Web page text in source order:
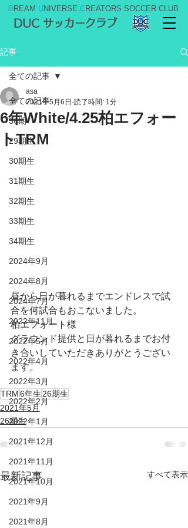
DREAM UNIVERSE CREATORS SOCCER CLUB
DUC サッカークラブ
記事
全ての記事
36期
29期生
30期生
31期生
32期生
33期生
34期生
2024年9月
2024年8月
2024年7月
2022年11月
2022年5月
2022年4月
2022年3月
2022年2月
2022年1月
2021年12月
2021年11月
2021年10月
2021年9月
2021年8月
全ての記事
6年White/4.25柏エフォー
トTRM
asa
2021年5月6日 読了時間: 1分
昼から日が暮れるまでエンドレスで試
合を何試合もおこないました。
柏エフォート様
グラウンド提供と日が暮れるまでお付
き合いしていただきありがとうござい
ます。
TRM6年生 26期生
2021年5月
26期生
最新記事 すべて表示